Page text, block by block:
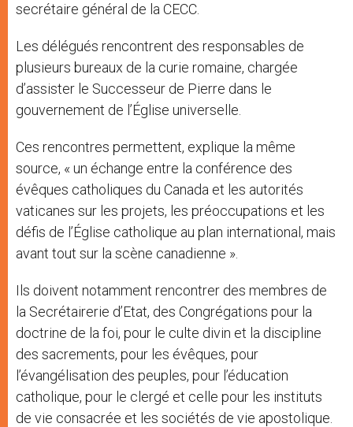
secrétaire général de la CECC.
Les délégués rencontrent des responsables de
plusieurs bureaux de la curie romaine, chargée
d’assister le Successeur de Pierre dans le
gouvernement de l’Église universelle.
Ces rencontres permettent, explique la même
source, « un échange entre la conférence des
évêques catholiques du Canada et les autorités
vaticanes sur les projets, les préoccupations et les
défis de l’Église catholique au plan international, mais
avant tout sur la scène canadienne ».
Ils doivent notamment rencontrer des membres de
la Secrétairerie d’Etat, des Congrégations pour la
doctrine de la foi, pour le culte divin et la discipline
des sacrements, pour les évêques, pour
l’évangélisation des peuples, pour l’éducation
catholique, pour le clergé et celle pour les instituts
de vie consacrée et les sociétés de vie apostolique.